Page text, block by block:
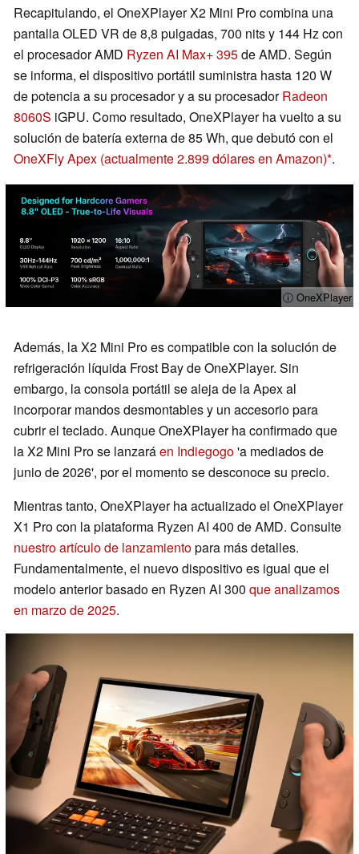
Recapitulando, el OneXPlayer X2 Mini Pro combina una
pantalla OLED VR de 8,8 pulgadas, 700 nits y 144 Hz con
el procesador AMD Ryzen AI Max+ 395de AMD. Según
se informa, el dispositivo portátil suministra hasta 120 W
de potencia a su procesador y a su procesadorRadeon
8060S iGPU. Como resultado, OneXPlayer ha vuelto a su
solución de batería externa de 85 Wh, que debutó con el
OneXFly Apex (actualmente 2.899 dólares en Amazon) .
ⓘ OneXPlayer
Además, la X2 Mini Pro es compatible con la solución de
refrigeración líquida Frost Bay de OneXPlayer. Sin
embargo, la consola portátil se aleja de la Apex al
incorporar mandos desmontables y un accesorio para
cubrir el teclado. Aunque OneXPlayer ha confirmado que
la X2 Mini Pro se lanzaráen Indiegogo'a mediados de
junio de 2026', por el momento se desconoce su precio.
Mientras tanto, OneXPlayer ha actualizado el OneXPlayer
X1 Pro con la plataforma Ryzen AI 400 de AMD. Consulte
nuestro artículo de lanzamientopara más detalles.
Fundamentalmente, el nuevo dispositivo es igual que el
modelo anterior basado en Ryzen AI 300 que analizamos
en marzo de 2025.